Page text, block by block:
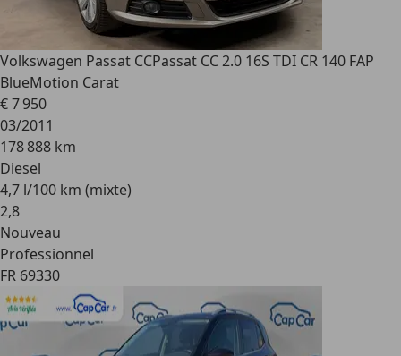
Volkswagen Passat CCPassat CC 2.0 16S TDI CR 140 FAP
BlueMotion Carat
€ 7 950
03/2011
178 888 km
Diesel
4,7 l/100 km (mixte)
2,8
Nouveau
Professionnel
FR 69330